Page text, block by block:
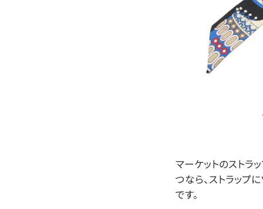
マーケットのストラ
つなら、ストラップ
です。